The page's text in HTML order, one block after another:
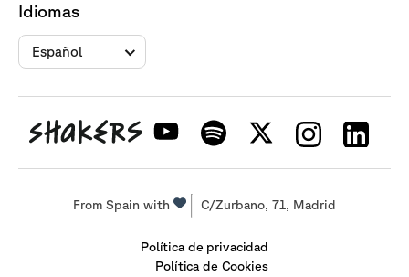
Idiomas
Español
From Spain with C/Zurbano, 71, Madrid
Política de privacidad
Política de Cookies